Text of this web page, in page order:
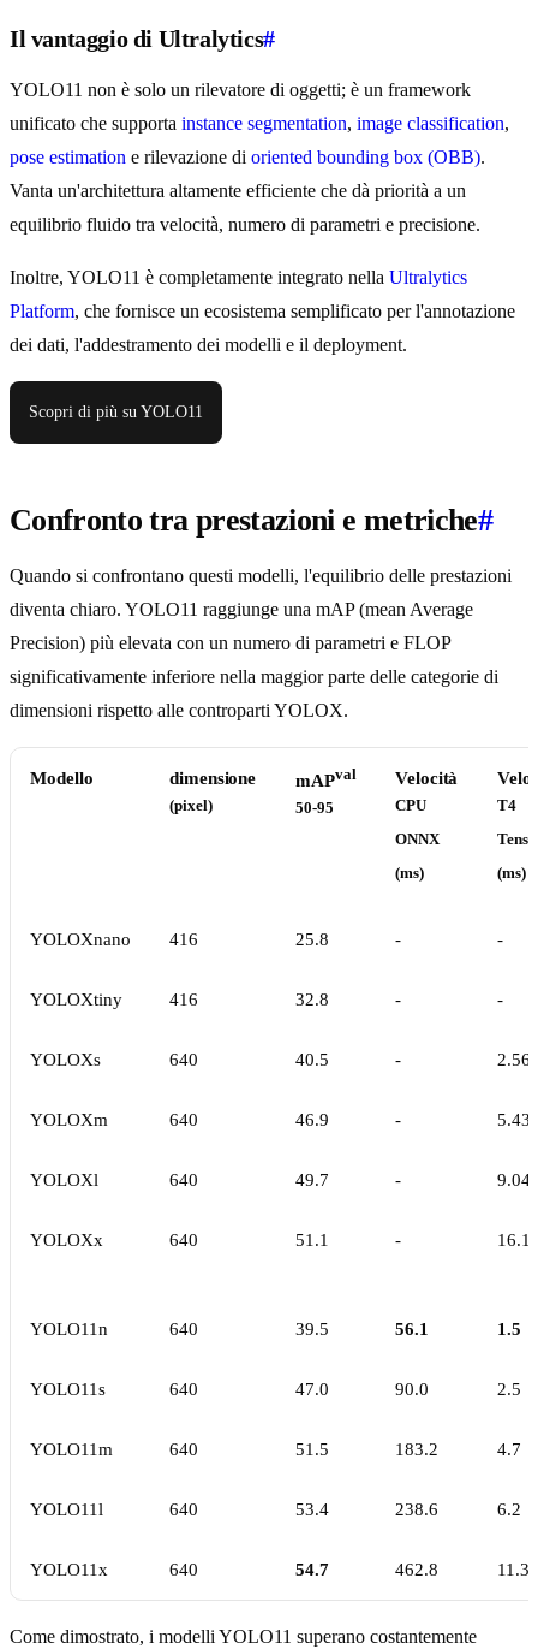
Il vantaggio di Ultralytics#
YOLO11 non è solo un rilevatore di oggetti; è un framework
unificato che supporta instance segmentation, image classification,
pose estimation e rilevazione di oriented bounding box (OBB).
Vanta un'architettura altamente efficiente che dà priorità a un
equilibrio fluido tra velocità, numero di parametri e precisione.
Inoltre, YOLO11 è completamente integrato nella Ultralytics
Platform, che fornisce un ecosistema semplificato per l'annotazione
dei dati, l'addestramento dei modelli e il deployment.
Scopri di più su YOLO11
Confronto tra prestazioni e metriche#
Quando si confrontano questi modelli, l'equilibrio delle prestazioni
diventa chiaro. YOLO11 raggiunge una mAP (mean Average
Precision) più elevata con un numero di parametri e FLOP
significativamente inferiore nella maggior parte delle categorie di
dimensioni rispetto alle controparti YOLOX.
Modello dimensione
(pixel)
mAPval
50-95
Velocità
CPU
ONNX
(ms)
T4
(ms)
YOLOXnano 416 25.8 - -
YOLOXtiny 416 32.8 - -
YOLOXs 640 40.5 - 2.56
YOLOXm 640 46.9 - 5.43
YOLOXl 640 49.7 - 9.04
YOLOXx 640 51.1 - 16.1
YOLO11n 640 39.5 56.1 1.5
YOLO11s 640 47.0 90.0 2.5
YOLO11m 640 51.5 183.2 4.7
YOLO11l 640 53.4 238.6 6.2
YOLO11x 640 54.7 462.8 11.3
Come dimostrato, i modelli YOLO11 superano costantemente